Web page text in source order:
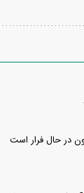
در حال فرار است
میلی‌آمپرساعتی